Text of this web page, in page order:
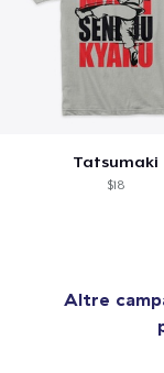
Tatsumaki
$18
Altre